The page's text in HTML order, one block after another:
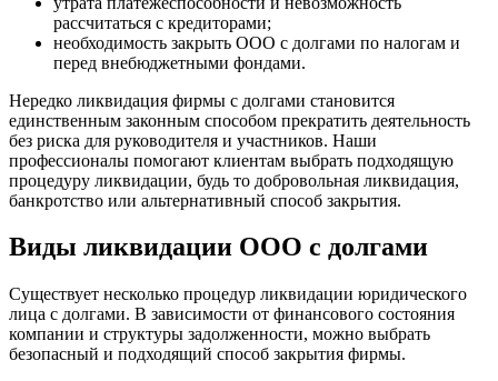
рассчитаться с кредиторами;
необходимость закрыть ООО с долгами по налогам и
перед внебюджетными фондами.
Нередко ликвидация фирмы с долгами становится
единственным законным способом прекратить деятельность
без риска для руководителя и участников. Наши
профессионалы помогают клиентам выбрать подходящую
процедуру ликвидации, будь то добровольная ликвидация,
банкротство или альтернативный способ закрытия.
Виды ликвидации ООО с долгами
Существует несколько процедур ликвидации юридического
лица с долгами. В зависимости от финансового состояния
компании и структуры задолженности, можно выбрать
безопасный и подходящий способ закрытия фирмы.